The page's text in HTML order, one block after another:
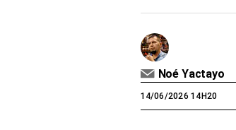
Noé Yactayo
14/06/2026 14H20